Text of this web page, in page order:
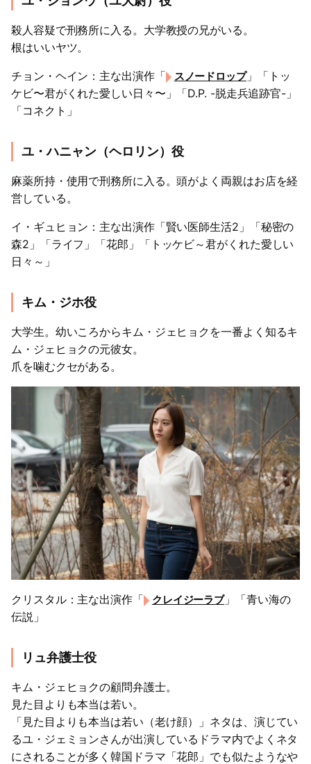
殺人容疑で刑務所に入る。大学教授の兄がいる。
根はいいヤツ。
チョン・ヘイン：主な出演作「 スノードロップ」「トッ
ケビ〜君がくれた愛しい日々〜」「D.P. -脱走兵追跡官-」
「コネクト」
ユ・ハニャン（ヘロリン）役
麻薬所持・使用で刑務所に入る。頭がよく両親はお店を経
営している。
イ・ギュヒョン：主な出演作「賢い医師生活2」「秘密の
森2」「ライフ」「花郎」「トッケビ～君がくれた愛しい
日々～」
キム・ジホ役
大学生。幼いころからキム・ジェヒョクを一番よく知るキ
ム・ジェヒョクの元彼女。
爪を噛むクセがある。
クリスタル：主な出演作「 クレイジーラブ」「青い海の
伝説」
リュ弁護士役
キム・ジェヒョクの顧問弁護士。
見た目よりも本当は若い。
「見た目よりも本当は若い（老け顔）」ネタは、演じてい
るユ・ジェミョンさんが出演しているドラマ内でよくネタ
にされることが多く韓国ドラマ「花郎」でも似たようなや